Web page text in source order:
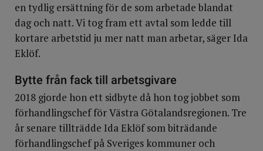
en tydlig ersättning för de som arbetade blandat
dag och natt. Vi tog fram ett avtal som ledde till
kortare arbetstid ju mer natt man arbetar, säger Ida
Eklöf.
Bytte från fack till arbetsgivare
2018 gjorde hon ett sidbyte då hon tog jobbet som
förhandlingschef för Västra Götalandsregionen. Tre
år senare tillträdde Ida Eklöf som biträdande
förhandlingschef på Sveriges kommuner och